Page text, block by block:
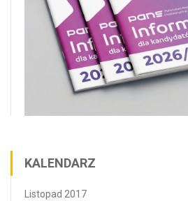
KALENDARZ
Listopad 2017